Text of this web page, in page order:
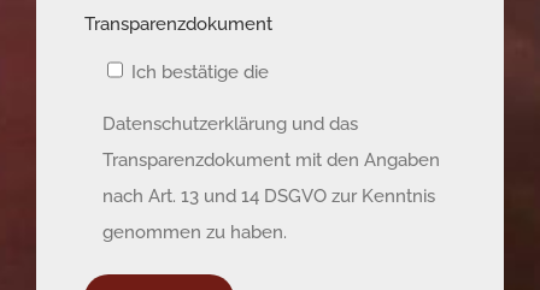
Transparenzdokument
Ich bestätige die
Datenschutzerklärung und das
Transparenzdokument mit den Angaben
nach Art. 13 und 14 DSGVO zur Kenntnis
genommen zu haben.